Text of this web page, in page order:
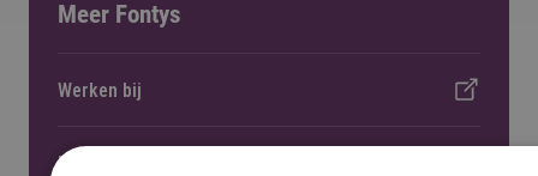
Meer Fontys
Werken bij
Locaties